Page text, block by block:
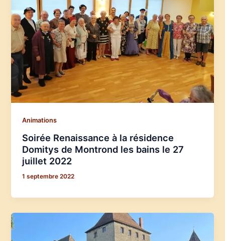
Animations
Soirée Renaissance à la résidence
Domitys de Montrond les bains le 27
juillet 2022
1 septembre 2022